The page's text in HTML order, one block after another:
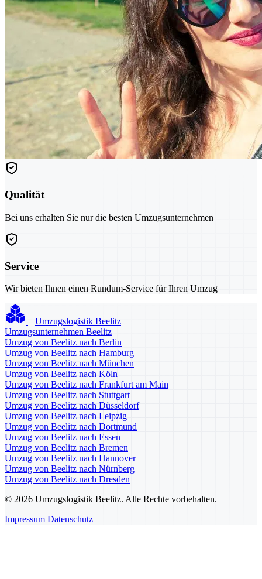
Qualität
Bei uns erhalten Sie nur die besten Umzugsunternehmen
Service
Wir bieten Ihnen einen Rundum-Service für Ihren Umzug
Umzugslogistik Beelitz
Umzugsunternehmen Beelitz
Umzug von Beelitz nach Berlin
Umzug von Beelitz nach Hamburg
Umzug von Beelitz nach München
Umzug von Beelitz nach Köln
Umzug von Beelitz nach Frankfurt am Main
Umzug von Beelitz nach Stuttgart
Umzug von Beelitz nach Düsseldorf
Umzug von Beelitz nach Leipzig
Umzug von Beelitz nach Dortmund
Umzug von Beelitz nach Essen
Umzug von Beelitz nach Bremen
Umzug von Beelitz nach Hannover
Umzug von Beelitz nach Nürnberg
Umzug von Beelitz nach Dresden
© 2026 Umzugslogistik Beelitz. Alle Rechte vorbehalten.
Impressum Datenschutz